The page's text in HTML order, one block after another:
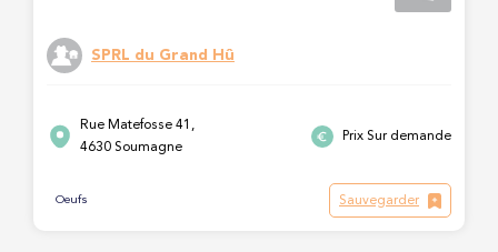
SPRL du Grand Hû
Rue Matefosse 41,
4630 Soumagne
Prix Sur demande
Oeufs Sauvegarder